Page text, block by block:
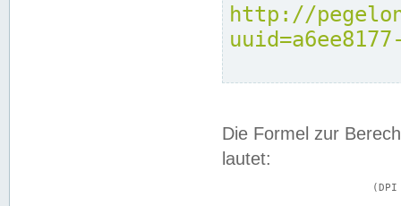
http://
Die Formel zur
lautet: